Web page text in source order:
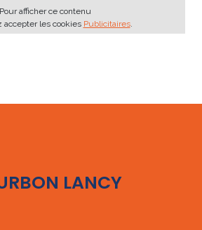
Pour afficher ce contenu
accepter les cookies Publicitaires.
LANCY